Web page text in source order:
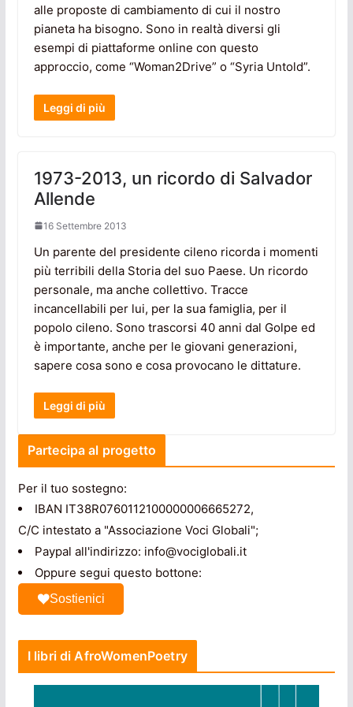
alle proposte di cambiamento di cui il nostro
pianeta ha bisogno. Sono in realtà diversi gli
esempi di piattaforme online con questo
approccio, come “Woman2Drive” o “Syria Untold”.
Leggi di più
1973-2013, un ricordo di Salvador
Allende
16 Settembre 2013
Un parente del presidente cileno ricorda i momenti
più terribili della Storia del suo Paese. Un ricordo
personale, ma anche collettivo. Tracce
incancellabili per lui, per la sua famiglia, per il
popolo cileno. Sono trascorsi 40 anni dal Golpe ed
è importante, anche per le giovani generazioni,
sapere cosa sono e cosa provocano le dittature.
Leggi di più
Partecipa al progetto
Per il tuo sostegno:
IBAN IT38R0760112100000006665272,
C/C intestato a "Associazione Voci Globali";
Paypal all'indirizzo: info@vociglobali.it
Oppure segui questo bottone:
Sostienici
I libri di AfroWomenPoetry